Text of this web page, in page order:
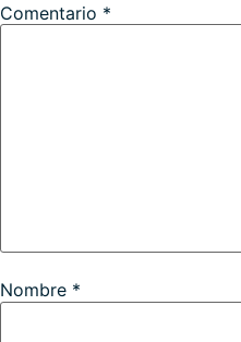
Comentario *
Nombre *